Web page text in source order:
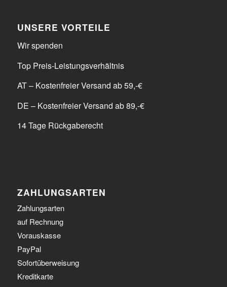
UNSERE VORTEILE
Wir spenden
Top Preis-Leistungsverhältnis
AT – Kostenfreier Versand ab 59,-€
DE – Kostenfreier Versand ab 89,-€
14 Tage Rückgaberecht
ZAHLUNGSARTEN
Zahlungsarten
auf Rechnung
Vorauskasse
PayPal
Sofortüberweisung
Kreditkarte